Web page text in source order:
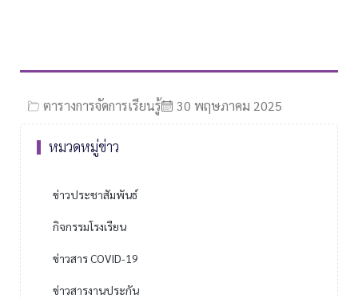
ตารางการจัดการเรียนรู้ 30 พฤษภาคม 2025
หมวดหมู่ข่าว
ข่าวประชาสัมพันธ์
กิจกรรมโรงเรียน
ข่าวสาร COVID-19
ข่าวสารงานประกัน